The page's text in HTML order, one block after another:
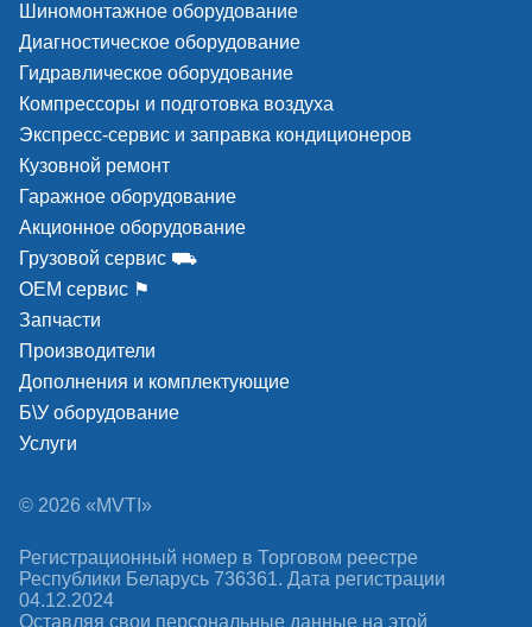
Шиномонтажное оборудование
Диагностическое оборудование
Гидравлическое оборудование
Компрессоры и подготовка воздуха
Экспресс-сервис и заправка кондиционеров
Кузовной ремонт
Гаражное оборудование
Акционное оборудование
Грузовой сервис ⛟
ОЕМ сервис ⚑
Запчасти
Производители
Дополнения и комплектующие
Б\У оборудование
Услуги
© 2026 «MVTI»
Регистрационный номер в Торговом реестре
Республики Беларусь 736361. Дата регистрации
04.12.2024
Оставляя свои персональные данные на этой